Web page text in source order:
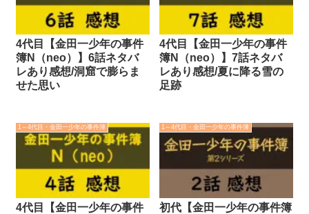
4代目【金田一少年の事件
簿N（neo）】6話ネタバ
レあり感想/洞窟で膨らま
せた思い
4代目【金田一少年の事件
簿N（neo）】7話ネタバ
レあり感想/夏に降る雪の
足跡
1～4代目・金田一少年の事件簿
4代目【金田一少年の事件
1～4代目・金田一少年の事件簿
初代【金田一少年の事件簿